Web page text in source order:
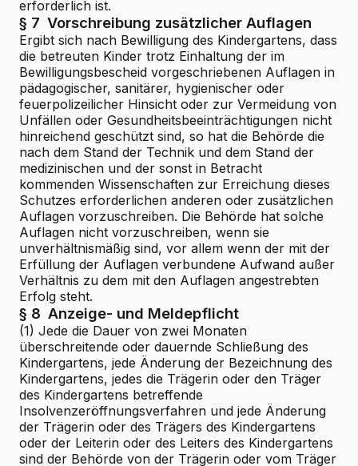
erforderlich ist.
§ 7 Vorschreibung zusätzlicher Auflagen
Ergibt sich nach Bewilligung des Kindergartens, dass
die betreuten Kinder trotz Einhaltung der im
Bewilligungsbescheid vorgeschriebenen Auflagen in
pädagogischer, sanitärer, hygienischer oder
feuerpolizeilicher Hinsicht oder zur Vermeidung von
Unfällen oder Gesundheitsbeeinträchtigungen nicht
hinreichend geschützt sind, so hat die Behörde die
nach dem Stand der Technik und dem Stand der
medizinischen und der sonst in Betracht
kommenden Wissenschaften zur Erreichung dieses
Schutzes erforderlichen anderen oder zusätzlichen
Auflagen vorzuschreiben. Die Behörde hat solche
Auflagen nicht vorzuschreiben, wenn sie
unverhältnismäßig sind, vor allem wenn der mit der
Erfüllung der Auflagen verbundene Aufwand außer
Verhältnis zu dem mit den Auflagen angestrebten
Erfolg steht.
§ 8 Anzeige- und Meldepflicht
(1) Jede die Dauer von zwei Monaten
überschreitende oder dauernde Schließung des
Kindergartens, jede Änderung der Bezeichnung des
Kindergartens, jedes die Trägerin oder den Träger
des Kindergartens betreffende
Insolvenzeröffnungsverfahren und jede Änderung
der Trägerin oder des Trägers des Kindergartens
oder der Leiterin oder des Leiters des Kindergartens
sind der Behörde von der Trägerin oder vom Träger